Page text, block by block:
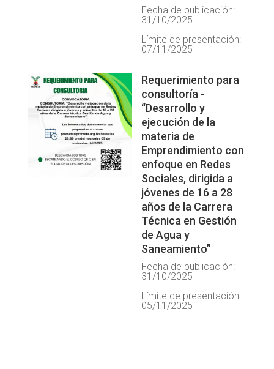
Fecha de publicación:
31/10/2025
Límite de presentación:
07/11/2025
Requerimiento para
consultoría -
“Desarrollo y
ejecución de la
materia de
Emprendimiento con
enfoque en Redes
Sociales, dirigida a
jóvenes de 16 a 28
años de la Carrera
Técnica en Gestión
de Agua y
Saneamiento”
Fecha de publicación:
31/10/2025
Límite de presentación:
05/11/2025